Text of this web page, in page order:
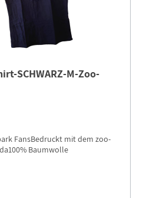
SCHWARZ-M-Zoo-
FansBedruckt mit dem zoo-
Baumwolle